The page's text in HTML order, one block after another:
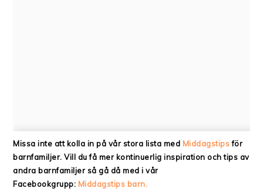
Missa inte att kolla in på vår stora lista med Middagstipsför
barnfamiljer. Vill du få mer kontinuerlig inspiration och tips av
andra barnfamiljer så gå då med i vår
Facebookgrupp: Middagstips barn.